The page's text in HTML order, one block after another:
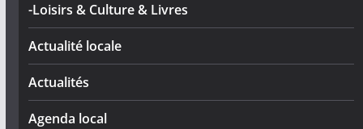
-Loisirs & Culture & Livres
Actualité locale
Actualités
Agenda local